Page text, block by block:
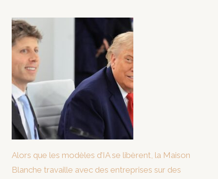
Alors que les modèles d’IA se libèrent, la Maison
Blanche travaille avec des entreprises sur des